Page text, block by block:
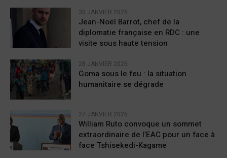
30 JANVIER 2025
Jean-Noël Barrot, chef de la
diplomatie française en RDC : une
visite sous haute tension
28 JANVIER 2025
Goma sous le feu : la situation
humanitaire se dégrade
27 JANVIER 2025
William Ruto convoque un sommet
extraordinaire de l’EAC pour un face à
face Tshisekedi-Kagame